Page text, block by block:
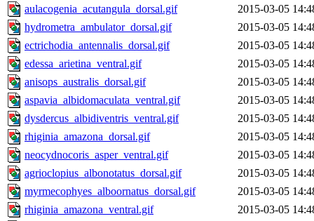
aulacogenia_acutangula_dorsal.gif
2015-03-05
hydrometra_ambulator_dorsal.gif
2015-03-05
ectrichodia_antennalis_dorsal.gif
2015-03-05
edessa_arietina_ventral.gif
2015-03-05
anisops_australis_dorsal.gif
2015-03-05
aspavia_albidomaculata_ventral.gif
2015-03-05
dysdercus_albidiventris_ventral.gif
2015-03-05
rhiginia_amazona_dorsal.gif
2015-03-05
neocydnocoris_asper_ventral.gif
2015-03-05
agrioclopius_albonotatus_dorsal.gif
2015-03-05
myrmecophyes_alboornatus_dorsal.gif
2015-03-05
rhiginia_amazona_ventral.gif
2015-03-05